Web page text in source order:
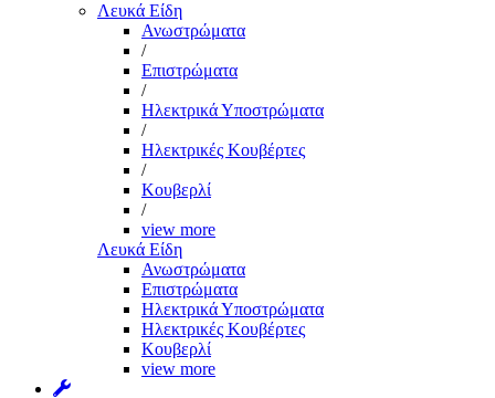
Λευκά Είδη
Ανωστρώματα
/
Επιστρώματα
/
Ηλεκτρικά Υποστρώματα
/
Ηλεκτρικές Κουβέρτες
/
Κουβερλί
/
view more
Λευκά Είδη
Ανωστρώματα
Επιστρώματα
Ηλεκτρικά Υποστρώματα
Ηλεκτρικές Κουβέρτες
Κουβερλί
view more